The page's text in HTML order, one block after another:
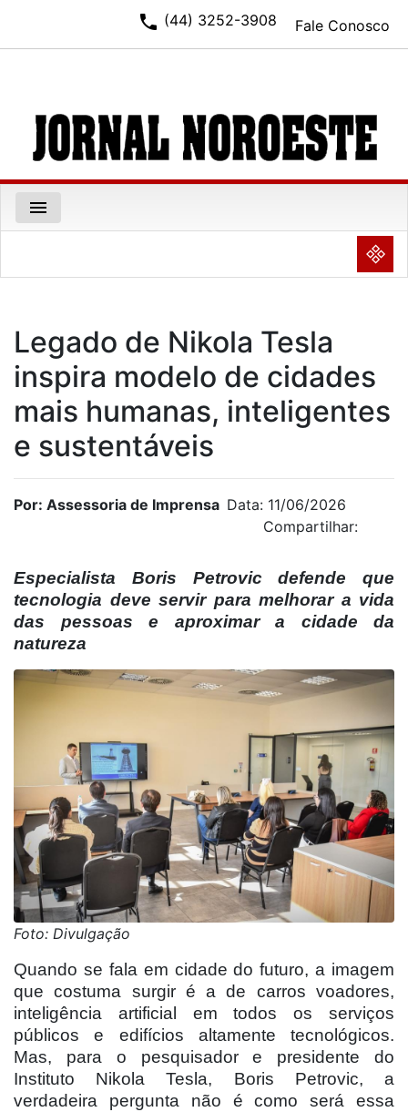
Fale Conosco
phone (44) 3252-3908
menu
NULL
Legado de Nikola Tesla
inspira modelo de cidades
mais humanas, inteligentes
e sustentáveis
Por: Assessoria de Imprensa Data: 11/06/2026
Compartilhar:
Especialista Boris Petrovic defende que
tecnologia deve servir para melhorar a vida
das pessoas e aproximar a cidade da
natureza
Foto: Divulgação
Quando se fala em cidade do futuro, a imagem
que costuma surgir é a de carros voadores,
inteligência artificial em todos os serviços
públicos e edifícios altamente tecnológicos.
Mas, para o pesquisador e presidente do
Instituto Nikola Tesla, Boris Petrovic, a
verdadeira pergunta não é como será essa